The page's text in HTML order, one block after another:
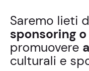
Saremo lieti
sponsoring
promuovere
culturali e